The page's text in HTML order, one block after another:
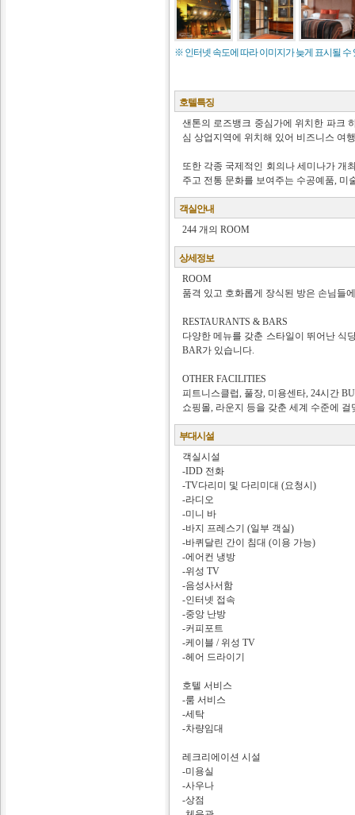
※ 인터넷 속도에 따라 이미지가 늦게 표시될 수
호텔특징
샌톤의 로즈뱅크 중심가에 위치한 파크
심 상업지역에 위치해 있어 비즈니스 여
또한 각종 국제적인 회의나 세미나가 개
주고 전통 문화를 보여주는 수공예품, 미
객실안내
244 개의 ROOM
상세정보
ROOM
품격 있고 호화롭게 장식된 방은 손님들
RESTAURANTS & BARS
다양한 메뉴를 갖춘 스타일이 뛰어난 식
BAR가 있습니다.
OTHER FACILITIES
피트니스클럽, 풀장, 미용센타, 24시간
쇼핑몰, 라운지 등을 갖춘 세계 수준에 걸
부대시설
객실시설
-IDD 전화
-TV다리미 및 다리미대 (요청시)
-라디오
-미니 바
-바지 프레스기 (일부 객실)
-바퀴달린 간이 침대 (이용 가능)
-에어컨 냉방
-위성 TV
-음성사서함
-인터넷 접속
-중앙 난방
-커피포트
-케이블 / 위성 TV
-헤어 드라이기
호텔 서비스
-룸 서비스
-세탁
-차량임대
레크리에이션 시설
-미용실
-사우나
-상점